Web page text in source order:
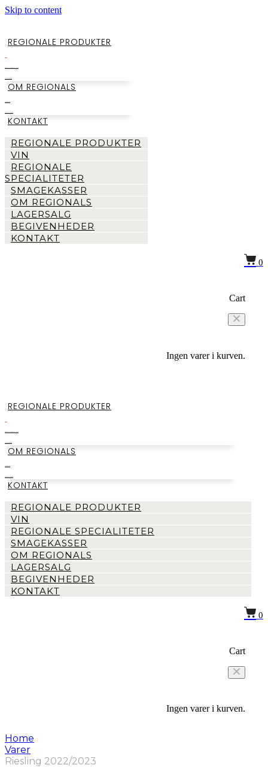
Skip to content
REGIONALE PRODUKTER
OM REGIONALS
KONTAKT
REGIONALE PRODUKTER
VIN
REGIONALE
SPECIALITETER
SMAGEKASSER
OM REGIONALS
LAGERSALG
BEGIVENHEDER
KONTAKT
0
Cart
Ingen varer i kurven.
REGIONALE PRODUKTER
OM REGIONALS
KONTAKT
REGIONALE PRODUKTER
VIN
REGIONALE SPECIALITETER
SMAGEKASSER
OM REGIONALS
LAGERSALG
BEGIVENHEDER
KONTAKT
0
Cart
Ingen varer i kurven.
Home
Varer
Riesling 2022/2023